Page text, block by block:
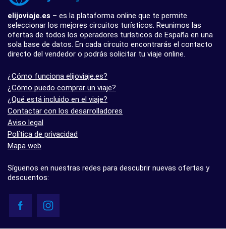
elijoviaje.es – es la plataforma online que te permite
seleccionar los mejores circuitos turísticos. Reunimos las
ofertas de todos los operadores turísticos de España en una
sola base de datos. En cada circuito encontrarás el contacto
directo del vendedor o podrás solicitar tu viaje online.
¿Cómo funciona elijoviaje.es?
¿Cómo puedo comprar un viaje?
¿Qué está incluido en el viaje?
Contactar con los desarrolladores
Aviso legal
Política de privacidad
Mapa web
Síguenos en nuestras redes para descubrir nuevas ofertas y
descuentos: